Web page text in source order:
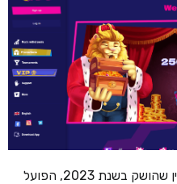
RoySpins Casino הוא קזינו אונליין שהושק בשנת 2023, הפועל